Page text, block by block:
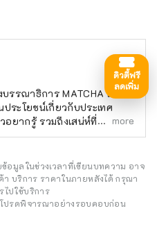
รณาธิการ MATCHA เราจะ
ประโยชน์เกี่ยวกับประเทศ
อยากรู้ รวมถึงเสน่ห์ที่ซ่อนอยู่
ครรู้จัก
more
อมูลในช่วงเวลาที่เขียนบทความ อาจ
บริการ ราคาในภายหลังได้ กรุณา
ปใช้บริการ
ปรดพิจารณาอย่างรอบคอบก่อน
ดิวตี้ฟรี
ลดเพิ่ม